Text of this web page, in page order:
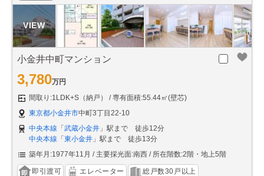
小金井中町マンション
3,780万円
間取り:1LDK+S（納戸）
専有面積:55.44㎡(壁芯)
東京都小金井市中町3丁目22-10
中央本線 「武蔵小金井 」駅まで 徒歩12分
中央本線 「東小金井 」駅まで 徒歩13分
築年月:1977年11月
主要採光面:南西 所在階数:2階・地上5階
即引渡可 エレベーター
総戸数30戸以上